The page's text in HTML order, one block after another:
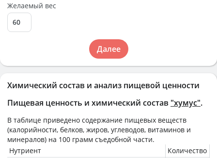
Химический состав и анализ пищевой ценности
Пищевая ценность и химический состав "хумус".
В таблице приведено содержание пищевых веществ
(калорийности, белков, жиров, углеводов, витаминов и
минералов) на 100 грамм съедобной части.
Нутриент
Количество
Желаемый вес
Далее